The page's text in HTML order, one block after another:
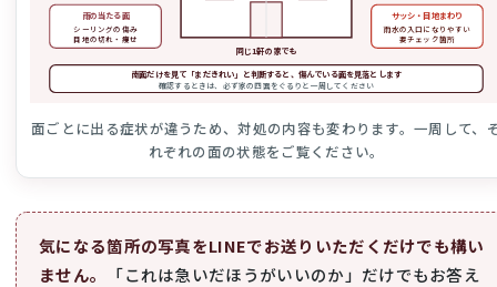
同じ1軒の家でも
雨の当たる面
シーリングの傷み
目地の切れ・痩せ
サッシ・目地まわり
雨水の入口になりやすい
要チェック箇所
南面だけを見て「まだきれい」と判断すると、傷んでいる面を見落とします
確認するときは、必ず家の四面をぐるりと一周してください
面ごとに出る症状が違うため、対処の内容も変わります。一周して、
れぞれの面の状態をご覧ください。
気になる箇所の写真をLINEでお送りいただくだけでも構い
ません。
「これは急いだほうがいいのか」だけでもお答え